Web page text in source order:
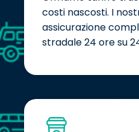
costi nascosti. I
assicurazione
stradale 24 ore su